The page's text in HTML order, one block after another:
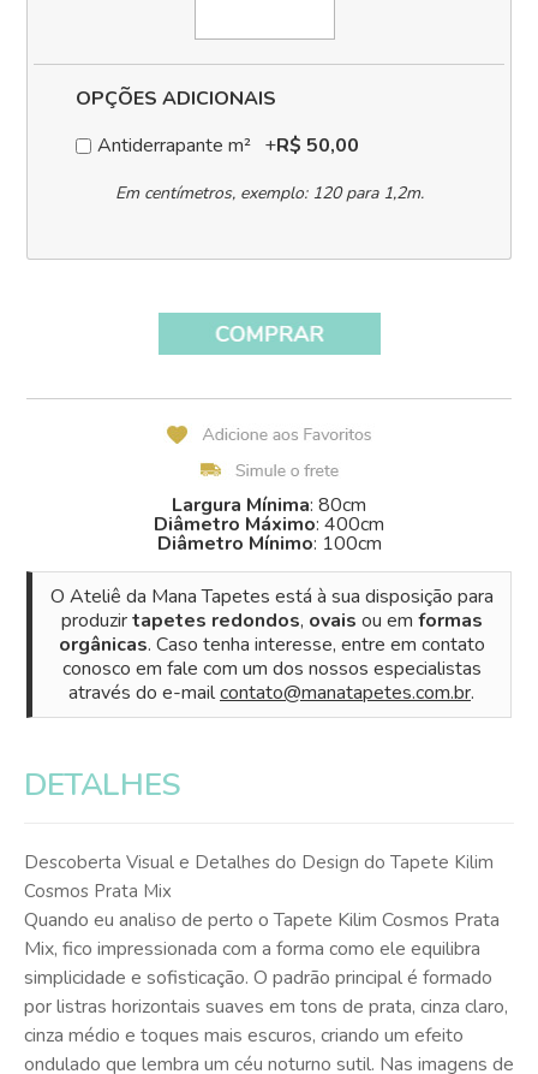
OPÇÕES ADICIONAIS
Antiderrapante m² +R$ 50,00
Largura Mínima: 80cm
Diâmetro Máximo: 400cm
Diâmetro Mínimo: 100cm
O Ateliê da Mana Tapetes está à sua disposição para
produzirtapetes redondos, ovais ou em formas
orgânicas. Caso tenha interesse, entre em contato
conosco em fale com um dos nossos especialistas
através do e-mailcontato@manatapetes.com.br.
DETALHES
Descoberta Visual e Detalhes do Design do Tapete Kilim
Cosmos Prata Mix
Quando eu analiso de perto o Tapete Kilim Cosmos Prata
Mix, fico impressionada com a forma como ele equilibra
simplicidade e sofisticação. O padrão principal é formado
por listras horizontais suaves em tons de prata, cinza claro,
cinza médio e toques mais escuros, criando um efeito
ondulado que lembra um céu noturno sutil. Nas imagens de